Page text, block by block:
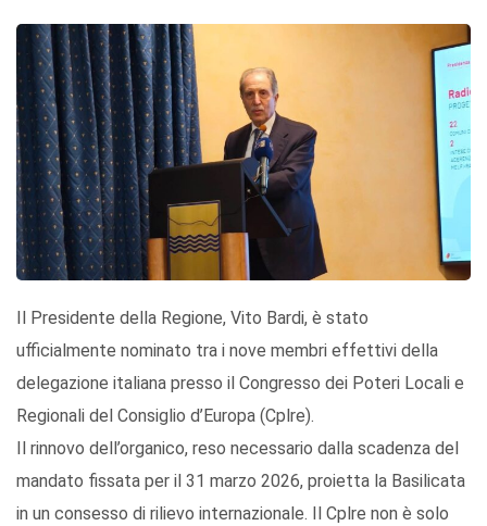
Il Presidente della Regione, Vito Bardi, è stato
ufficialmente nominato tra i nove membri effettivi della
delegazione italiana presso il Congresso dei Poteri Locali e
Regionali del Consiglio d’Europa (Cplre).
Il rinnovo dell’organico, reso necessario dalla scadenza del
mandato fissata per il 31 marzo 2026, proietta la Basilicata
in un consesso di rilievo internazionale. Il Cplre non è solo